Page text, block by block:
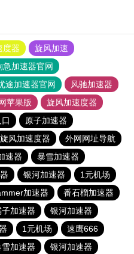
度器
旋风加速
急加速器官网
途加速器官网
风驰加速器
苹果版
旋风加速度器
原子加速器
旋风加速度器
外网网址导航
速器
暴雪加速器
银河加速器
1元机场
加速器
番石榴加速器
子加速器
银河加速器
1元机场
速鹰666
雪加速器 银河加速器